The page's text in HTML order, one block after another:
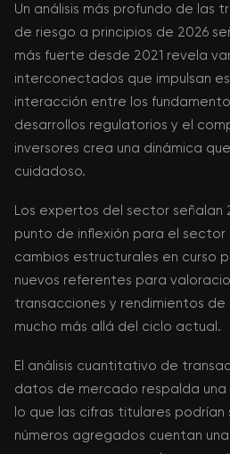
Un análisis más profundo de las
de riesgo a principios de 2026
más fuerte desde 2021 revela
interconectados que impulsan
interacción entre los
desarrollos regulatorios y el
inversores crea una dinámica
cuidadoso.
Los expertos del sector señalan
punto de inflexión para el sector
cambios estructurales en curso
nuevos referentes para
transacciones y rendimientos de
mucho más allá del ciclo actual.
El análisis cuantitativo de
datos de mercado respalda una
lo que las cifras titulares podrían
números agregados cuentan